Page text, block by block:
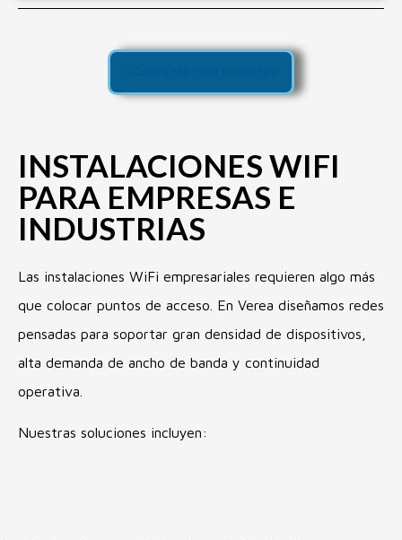
INSTALACIONES WIFI
PARA EMPRESAS E
INDUSTRIAS
Las instalaciones WiFi empresariales requieren algo más
que colocar puntos de acceso. En Verea diseñamos redes
pensadas para soportar gran densidad de dispositivos,
alta demanda de ancho de banda y continuidad
operativa.
Nuestras soluciones incluyen: